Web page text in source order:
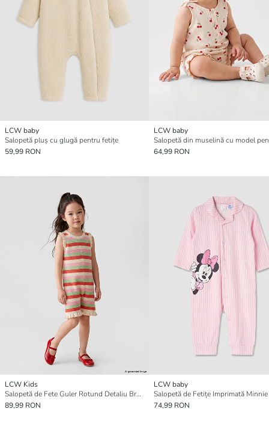
LCW baby
Salopetă pluș cu glugă pentru fetițe
59,99 RON
LCW baby
64,99 RON
LCW Kids
Salopetă de Fete Guler Rotund Detaliu Brodat
89,99 RON
LCW baby
74,99 RON